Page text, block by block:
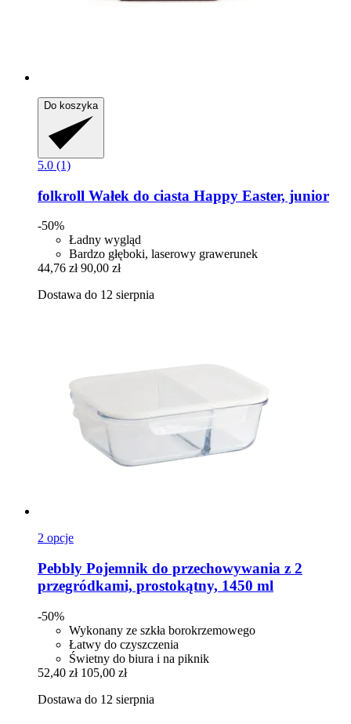
Do koszyka
5.0 (1)
folkroll Wałek do ciasta Happy Easter, junior
-50%
Ładny wygląd
Bardzo głęboki, laserowy grawerunek
44,76 zł 90,00 zł
Dostawa do 12 sierpnia
2 opcje
Pebbly Pojemnik do przechowywania z 2
przegródkami, prostokątny, 1450 ml
-50%
Wykonany ze szkła borokrzemowego
Łatwy do czyszczenia
Świetny do biura i na piknik
52,40 zł 105,00 zł
Dostawa do 12 sierpnia